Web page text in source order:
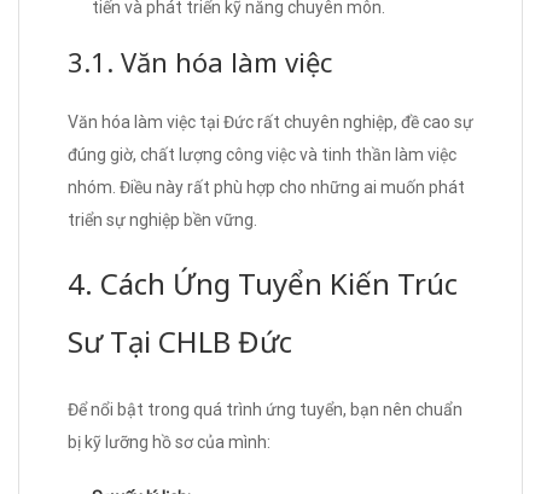
tiến và phát triển kỹ năng chuyên môn.
3.1. Văn hóa làm việc
Văn hóa làm việc tại Đức rất chuyên nghiệp, đề cao sự
đúng giờ, chất lượng công việc và tinh thần làm việc
nhóm. Điều này rất phù hợp cho những ai muốn phát
triển sự nghiệp bền vững.
4. Cách Ứng Tuyển Kiến Trúc
Sư Tại CHLB Đức
Để nổi bật trong quá trình ứng tuyển, bạn nên chuẩn
bị kỹ lưỡng hồ sơ của mình: